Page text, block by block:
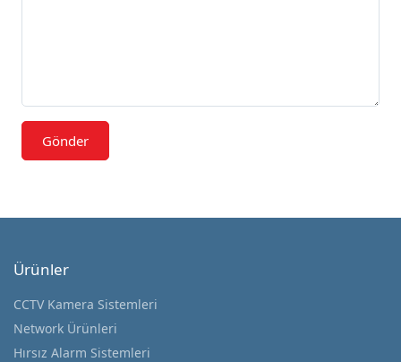
Gönder
Ürünler
CCTV Kamera Sistemleri
Network Ürünleri
Hırsız Alarm Sistemleri